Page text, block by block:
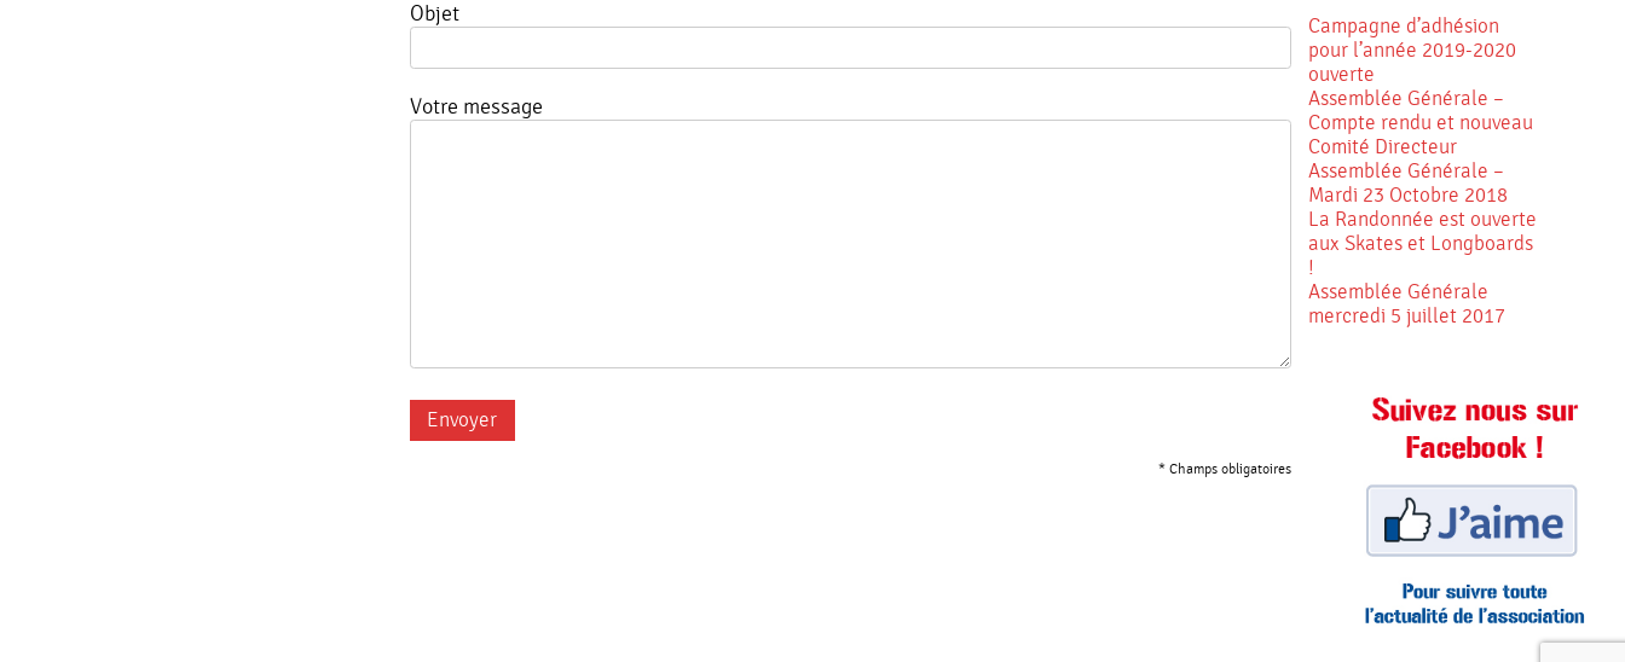
Objet
Votre message
Campagne d’adhésion
pour l’année 2019-2020
ouverte
Assemblée Générale –
Compte rendu et nouveau
Comité Directeur
Assemblée Générale –
Mardi 23 Octobre 2018
La Randonnée est ouverte
aux Skates et Longboards
!
Assemblée Générale
mercredi 5 juillet 2017